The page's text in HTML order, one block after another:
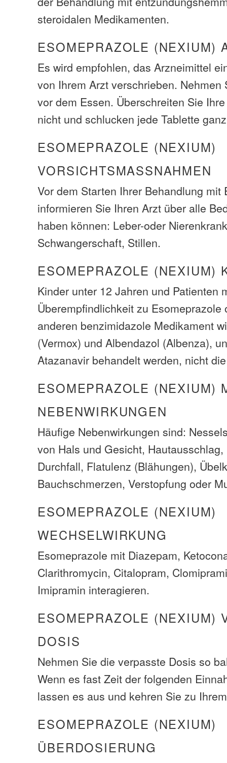
steroidalen Medikamenten.
ESOMEPRAZOLE (NEXIUM)
Es wird empfohlen, das Arzneimittel
von Ihrem Arzt verschrieben.
vor dem Essen. Überschreiten Sie
nicht und schlucken jede Tablette
ESOMEPRAZOLE (NEXIUM)
VORSICHTSMASSNAHMEN
Vor dem Starten Ihrer Behandlung mit
informieren Sie Ihren Arzt über alle
haben können: Leber-oder
Schwangerschaft, Stillen.
ESOMEPRAZOLE (NEXIUM)
Kinder unter 12 Jahren und Patienten
Überempfindlichkeit zu Esomeprazole
anderen benzimidazole Medikament
(Vermox) und Albendazol (Albenza),
Atazanavir behandelt werden, nicht
ESOMEPRAZOLE (NEXIUM)
NEBENWIRKUNGEN
Häufige Nebenwirkungen sind:
von Hals und Gesicht,
Durchfall, Flatulenz (Blähungen),
Bauchschmerzen, Verstopfung oder
ESOMEPRAZOLE (NEXIUM)
WECHSELWIRKUNG
Esomeprazole mit Diazepam,
Clarithromycin, Citalopram,
Imipramin interagieren.
ESOMEPRAZOLE (NEXIUM)
DOSIS
Nehmen Sie die verpasste Dosis so
Wenn es fast Zeit der folgenden
lassen es aus und kehren Sie zu
ESOMEPRAZOLE (NEXIUM)
ÜBERDOSIERUNG